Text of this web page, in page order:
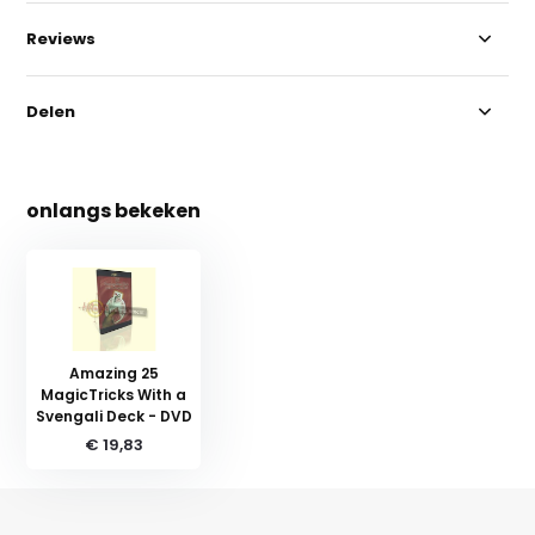
Reviews
Delen
onlangs bekeken
Amazing 25
MagicTricks With a
Svengali Deck - DVD
€ 19,83